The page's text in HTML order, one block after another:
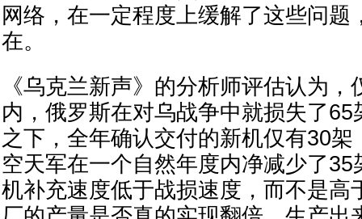
网络，在一定程度上缓解了这些问题
在。
《乌克兰新声》的分析师评估认为
内，俄罗斯在对乌战争中就损失了
之下，全年确认交付的新机仅有30
空天军在一个自然年度内净减少了
机补充速度低于战损速度，而不是高